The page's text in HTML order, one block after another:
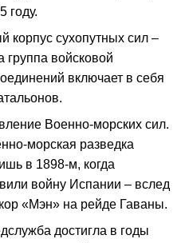
году.
корпус сухопутных сил –
группа войсковой
включает в себя
Военно-морских сил.
морская разведка
в 1898-м, когда
войну Испании – вслед
«Мэн» на рейде Гаваны.
достигла в годы